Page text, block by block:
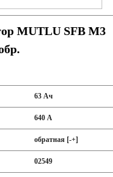
MUTLU SFB M3
63 Ач
640 А
обратная [-+]
02549